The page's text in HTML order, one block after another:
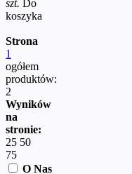
szt. Do
koszyka
Strona
1
ogółem
produktów:
2
Wyników
na
stronie:
25 50
75
O Nas